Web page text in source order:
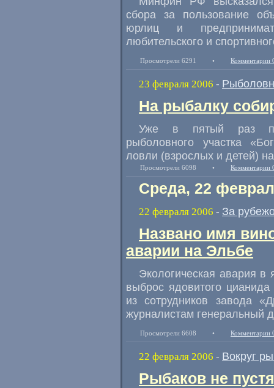
сбора за пользование
юрлиц и
любительского и
Просмотрели 6291 • Комментарии
23 февраля 2006 -
На рыбалку
Уже в пятый раз
рыболовного участка
ловли (взрослых и детей)
Просмотрели 6098 • Комментарии
Среда, 22
22 февраля 2006 - За
Названо имя
аварии на Эльбе
Экологическая авария в
выброс ядовитого
из сотрудников завода
журналистам генеральный
Просмотрели 6608 • Комментарии
22 февраля 2006 - Вокруг
Рыбаков не